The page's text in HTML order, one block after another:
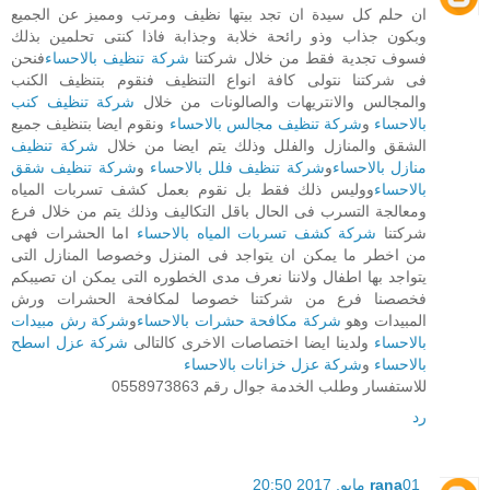
ان حلم كل سيدة ان تجد بيتها نظيف ومرتب ومميز عن الجميع
وبكون جذاب وذو رائحة خلابة وجذابة فاذا كنتى تحلمين بذلك
فسوف تجدية فقط من خلال شركتنا شركة تنظيف بالاحساءفنحن
فى شركتنا نتولى كافة انواع التنظيف فنقوم بتنظيف الكنب
والمجالس والانتريهات والصالونات من خلال شركة تنظيف كنب
بالاحساء وشركة تنظيف مجالس بالاحساء ونقوم ايضا بتنظيف جميع
الشقق والمنازل والفلل وذلك يتم ايضا من خلال شركة تنظيف
منازل بالاحساءوشركة تنظيف فلل بالاحساء وشركة تنظيف شقق
بالاحساءووليس ذلك فقط بل نقوم بعمل كشف تسربات المياه
ومعالجة التسرب فى الحال باقل التكاليف وذلك يتم من خلال فرع
شركتنا شركة كشف تسربات المياه بالاحساء اما الحشرات فهى
من اخطر ما يمكن ان يتواجد فى المنزل وخصوصا المنازل التى
يتواجد بها اطفال ولاننا نعرف مدى الخطوره التى يمكن ان تصيبكم
فخصصنا فرع من شركتنا خصوصا لمكافحة الحشرات ورش
المبيدات وهو شركة مكافحة حشرات بالاحساءوشركة رش مبيدات
بالاحساء ولدينا ايضا اختصاصات الاخرى كالتالى شركة عزل اسطح
بالاحساء وشركة عزل خزانات بالاحساء
للاستفسار وطلب الخدمة جوال رقم 0558973863
رد
rana01 مايو, 2017 20:50